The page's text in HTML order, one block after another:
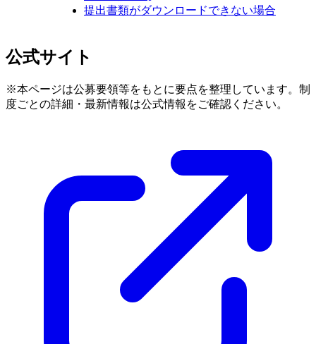
提出書類がダウンロードできない場合
公式サイト
※本ページは公募要領等をもとに要点を整理しています。制
度ごとの詳細・最新情報は公式情報をご確認ください。